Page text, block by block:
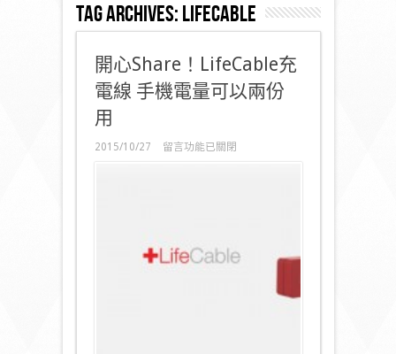
Tag Archives:LifeCable
開心Share！LifeCable充
電線 手機電量可以兩份
用
2015/10/27
在
線
手
留言功能已關閉